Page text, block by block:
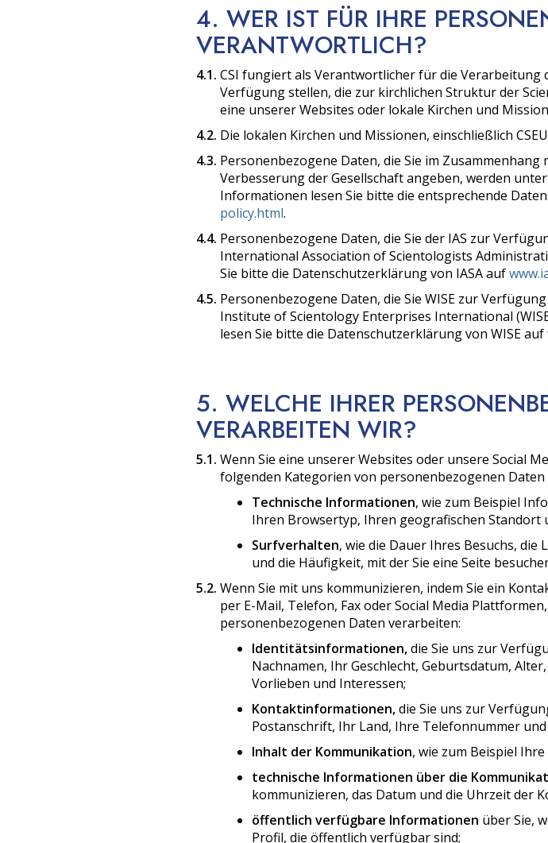
4. WER IST FÜR IHRE
VERANTWORTLICH?
4.1. CSI fungiert als Verantwortlicher für die
Verfügung stellen, die zur kirchlichen Struktur der
eine unserer Websites oder lokale Kirchen und
4.2. Die lokalen Kirchen und Missionen, einschließlich
4.3. Personenbezogene Daten, die Sie im
Verbesserung der Gesellschaft angeben, werden
Informationen lesen Sie bitte die entsprechende
policy.html.
4.4. Personenbezogene Daten, die Sie der IAS zur
International Association of Scientologists
Sie bitte die Datenschutzerklärung von IASA auf
4.5. Personenbezogene Daten, die Sie WISE zur
Institute of Scientology Enterprises International
lesen Sie bitte die Datenschutzerklärung von WISE auf
5. WELCHE IHRER
VERARBEITEN WIR?
5.1. Wenn Sie eine unserer Websites oder unsere Social
folgenden Kategorien von personenbezogenen
Technische Informationen, wie zum Beispiel
Ihren Browsertyp, Ihren geografischen Standort
Surfverhalten, wie die Dauer Ihres Besuchs, die
und die Häufigkeit, mit der Sie eine Seite
5.2. Wenn Sie mit uns kommunizieren, indem Sie ein
per E-Mail, Telefon, Fax oder Social Media
personenbezogenen Daten verarbeiten:
Identitätsinformationen,die Sie uns zur
Nachnamen, Ihr Geschlecht, Geburtsdatum,
Vorlieben und Interessen;
Kontaktinformationen,die Sie uns zur
Postanschrift, Ihr Land, Ihre Telefonnummer
Inhalt der Kommunikation, wie zum Beispiel
technische Informationen über die
kommunizieren, das Datum und die Uhrzeit der
öffentlich verfügbare Informationen über Sie,
Profil, die öffentlich verfügbar sind;